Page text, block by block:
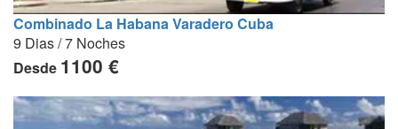
Combinado La Habana Varadero Cuba
9 Dias / 7 Noches
Desde 1100 €